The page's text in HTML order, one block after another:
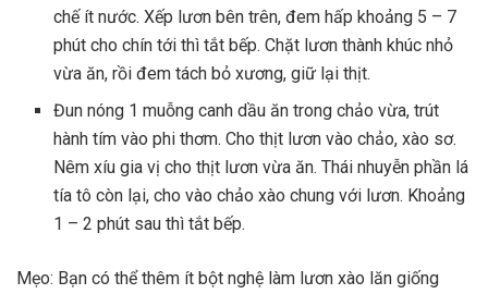
chế ít nước. Xếp lươn bên trên, đem hấp khoảng 5 – 7
phút cho chín tới thì tắt bếp. Chặt lươn thành khúc nhỏ
vừa ăn, rồi đem tách bỏ xương, giữ lại thịt.
Đun nóng 1 muỗng canh dầu ăn trong chảo vừa, trút
hành tím vào phi thơm. Cho thịt lươn vào chảo, xào sơ.
Nêm xíu gia vị cho thịt lươn vừa ăn. Thái nhuyễn phần lá
tía tô còn lại, cho vào chảo xào chung với lươn. Khoảng
1 – 2 phút sau thì tắt bếp.
Mẹo: Bạn có thể thêm ít bột nghệ làm lươn xào lăn giống